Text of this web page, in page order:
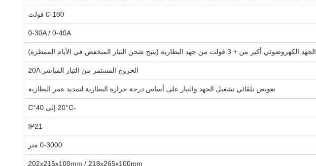
0-180 فولت
0-30A / 0-40A
الجهد الكهروضوئي أكبر من + 3 فولت من جهد البطارية (يتيح شحن التيار المنخفض في الأيام الممطرة)
الخروج المستمر من التيار المباشر 20A
تعويض تلقائي تشغيل الجهد والتيار على أساس درجة حرارة البطارية لتمديد عمر البطارية
-20°C إلى 40°C
IP21
0-3000 متر
202x215x100mm / 218x265x100mm